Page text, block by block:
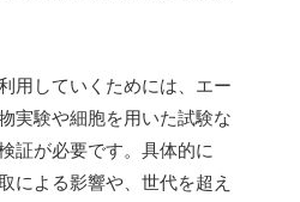
用していくためには、エー
実験や細胞を用いた試験な
証が必要です。具体的に
による影響や、世代を超え